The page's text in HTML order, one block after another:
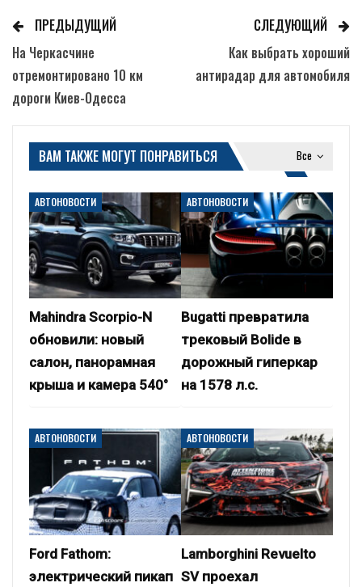
ПРЕДЫДУЩИЙ
На Черкасчине
отремонтировано 10 км
дороги Киев-Одесса
СЛЕДУЮЩИЙ
Как выбрать хороший
антирадар для автомобиля
Все
ВАМ ТАКЖЕ МОГУТ ПОНРАВИТЬСЯ
АВТОНОВОСТИ
Mahindra Scorpio-N
обновили: новый
салон, панорамная
крыша и камера 540°
АВТОНОВОСТИ
Bugatti превратила
трековый Bolide в
дорожный гиперкар
на 1578 л.с.
АВТОНОВОСТИ
Ford Fathom:
электрический пикап
АВТОНОВОСТИ
Lamborghini Revuelto
SV проехал